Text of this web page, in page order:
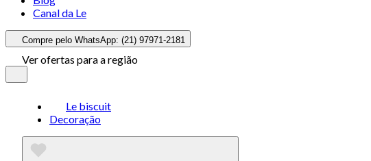
Canal da Le
Compre pelo WhatsApp: (21) 97971-2181
Ver ofertas para a região
Le biscuit
Decoração